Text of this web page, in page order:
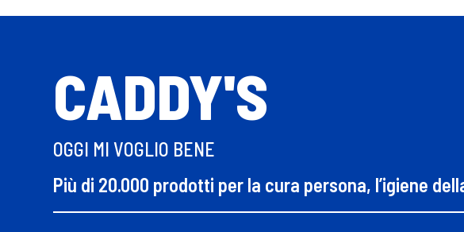
CADDY'S
OGGI MI VOGLIO BENE
Più di 20.000 prodotti per la cura persona, l’igiene